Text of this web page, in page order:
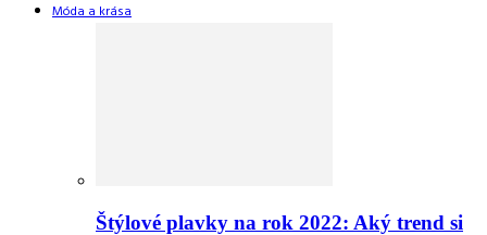
Móda a krása
Štýlové plavky na rok 2022: Aký trend si